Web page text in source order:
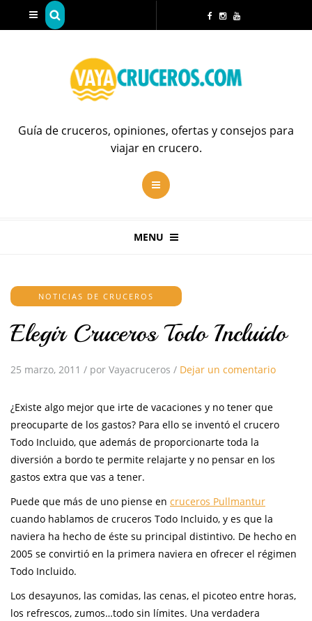
Guía de cruceros, opiniones, ofertas y consejos para
viajar en crucero.
MENU
NOTICIAS DE CRUCEROS
Elegir Cruceros Todo Incluido
25 marzo, 2011 / por Vayacruceros / Dejar un comentario
¿Existe algo mejor que irte de vacaciones y no tener que
preocuparte de los gastos? Para ello se inventó el crucero
Todo Incluido, que además de proporcionarte toda la
diversión a bordo te permite relajarte y no pensar en los
gastos extra que vas a tener.
Puede que más de uno piense en cruceros Pullmantur
cuando hablamos de cruceros Todo Incluido, y es que la
naviera ha hecho de éste su principal distintivo. De hecho en
2005 se convirtió en la primera naviera en ofrecer el régimen
Todo Incluido.
Los desayunos, las comidas, las cenas, el picoteo entre horas,
los refrescos, zumos…todo sin límites. Una verdadera